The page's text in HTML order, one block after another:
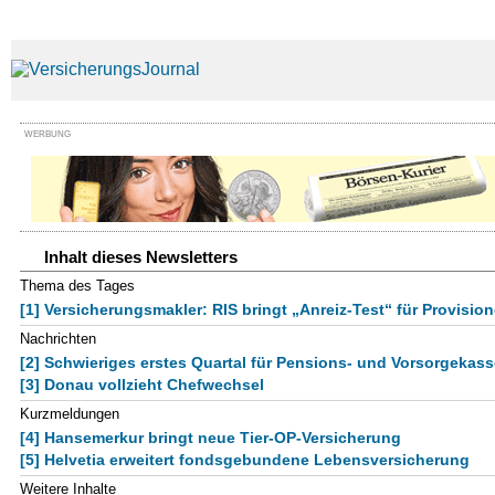
WERBUNG
Inhalt dieses Newsletters
Thema des Tages
[1] Versicherungsmakler: RIS bringt „Anreiz-Test“ für
Nachrichten
[2] Schwieriges erstes Quartal für Pensions- und
[3] Donau vollzieht Chefwechsel
Kurzmeldungen
[4] Hansemerkur bringt neue Tier-OP-Versicherung
[5] Helvetia erweitert fondsgebundene Lebensversicherung
Weitere Inhalte